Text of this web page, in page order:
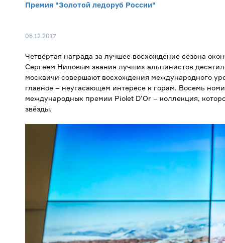
Премия "Золотой ледоруб России"
06.12.2017
Четвёртая награда за лучшее восхождение сезона
Сергеем Ниловым звания лучших альпинистов
москвичи совершают восхождения международного
главное – неугасающем интересе к горам. Восемь
международных премии Piolet D’Or – коллекция,
звёзды.